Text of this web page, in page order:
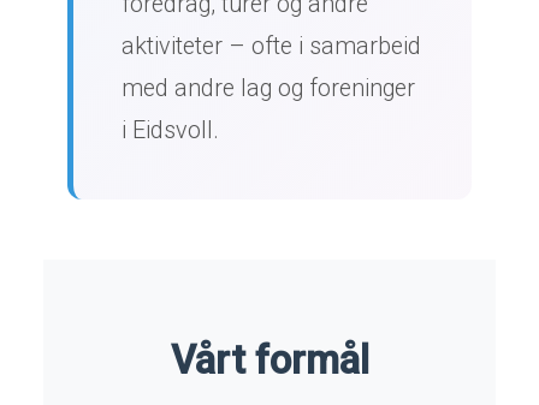
aktiviteter – ofte i samarbeid
med andre lag og foreninger
i Eidsvoll.
Vårt formål